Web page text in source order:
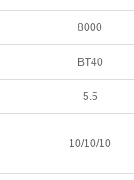
8000
BT40
5.5
10/10/10